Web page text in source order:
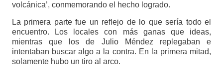
volcánica’, conmemorando el hecho logrado.
La primera parte fue un reflejo de lo que sería todo el
encuentro. Los locales con más ganas que ideas,
mientras que los de Julio Méndez replegaban e
intentaban buscar algo a la contra. En la primera mitad,
solamente hubo un tiro al arco.